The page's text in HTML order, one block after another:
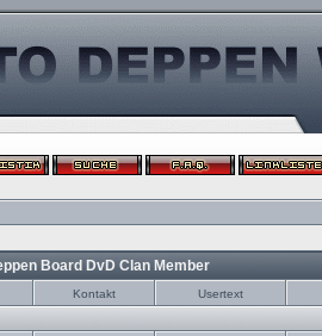
Board DvD Clan Member
Kontakt Usertext